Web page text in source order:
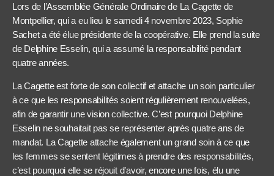
Lors de l’Assemblée Générale Ordinaire de La Cagette de
Montpellier, qui a eu lieu le samedi 4 novembre 2023, Sophie
Sachet a été élue présidente de la coopérative. Elle prend la suite
de Delphine Esselin, qui a assumé la responsabilité pendant
quatre années.
La Cagette est forte de son collectif et attache un soin particulier
à ce que les responsabilités soient régulièrement renouvelées,
afin de garantir une vision collective. C’est pourquoi Delphine
Esselin ne souhaitait pas se représenter après quatre ans de
mandat. La Cagette attache également un grand soin à ce que
les femmes se sentent légitimes à prendre des responsabilités,
c’est pourquoi elle se réjouit d’avoir, encore une fois, élu une